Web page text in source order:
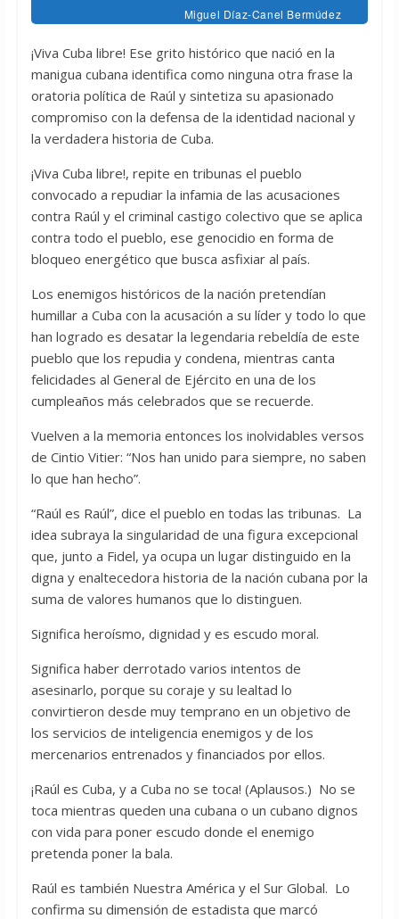
Miguel Díaz-Canel Bermúdez
¡Viva Cuba libre! Ese grito histórico que nació en la
manigua cubana identifica como ninguna otra frase la
oratoria política de Raúl y sintetiza su apasionado
compromiso con la defensa de la identidad nacional y
la verdadera historia de Cuba.
¡Viva Cuba libre!, repite en tribunas el pueblo
convocado a repudiar la infamia de las acusaciones
contra Raúl y el criminal castigo colectivo que se aplica
contra todo el pueblo, ese genocidio en forma de
bloqueo energético que busca asfixiar al país.
Los enemigos históricos de la nación pretendían
humillar a Cuba con la acusación a su líder y todo lo que
han logrado es desatar la legendaria rebeldía de este
pueblo que los repudia y condena, mientras canta
felicidades al General de Ejército en una de los
cumpleaños más celebrados que se recuerde.
Vuelven a la memoria entonces los inolvidables versos
de Cintio Vitier: “Nos han unido para siempre, no saben
lo que han hecho”.
“Raúl es Raúl”, dice el pueblo en todas las tribunas. La
idea subraya la singularidad de una figura excepcional
que, junto a Fidel, ya ocupa un lugar distinguido en la
digna y enaltecedora historia de la nación cubana por la
suma de valores humanos que lo distinguen.
Significa heroísmo, dignidad y es escudo moral.
Significa haber derrotado varios intentos de
asesinarlo, porque su coraje y su lealtad lo
convirtieron desde muy temprano en un objetivo de
los servicios de inteligencia enemigos y de los
mercenarios entrenados y financiados por ellos.
¡Raúl es Cuba, y a Cuba no se toca! (Aplausos.) No se
toca mientras queden una cubana o un cubano dignos
con vida para poner escudo donde el enemigo
pretenda poner la bala.
Raúl es también Nuestra América y el Sur Global. Lo
confirma su dimensión de estadista que marcó